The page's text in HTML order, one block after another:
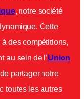
, notre société
Cette
des compétitions,
au sein de l’Union
partager notre
toutes les autres